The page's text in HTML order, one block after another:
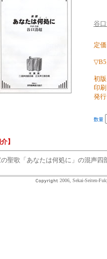
谷
定
▽B5
初
印
発
数量
】
聖歌「あなたは何処に」の混声四
2006, Sekai-Seiten-